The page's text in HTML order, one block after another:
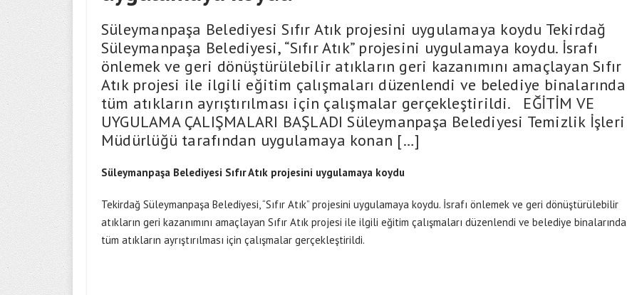
Süleymanpaşa Belediyesi Sıfır Atık projesini uygulamaya koydu Tekirdağ
Süleymanpaşa Belediyesi, “Sıfır Atık” projesini uygulamaya koydu. İsrafı
önlemek ve geri dönüştürülebilir atıkların geri kazanımını amaçlayan Sıfır
Atık projesi ile ilgili eğitim çalışmaları düzenlendi ve belediye binalarında
tüm atıkların ayrıştırılması için çalışmalar gerçekleştirildi. EĞİTİM VE
UYGULAMA ÇALIŞMALARI BAŞLADI Süleymanpaşa Belediyesi Temizlik İşleri
Müdürlüğü tarafından uygulamaya konan […]
Süleymanpaşa Belediyesi Sıfır Atık projesini uygulamaya koydu
Tekirdağ Süleymanpaşa Belediyesi, “Sıfır Atık” projesini uygulamaya koydu. İsrafı önlemek ve geri dönüştürülebilir
atıkların geri kazanımını amaçlayan Sıfır Atık projesi ile ilgili eğitim çalışmaları düzenlendi ve belediye binalarında
tüm atıkların ayrıştırılması için çalışmalar gerçekleştirildi.